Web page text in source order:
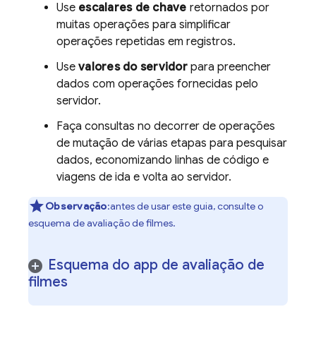
Use escalares de chave retornados por
muitas operações para simplificar
operações repetidas em registros.
Use valores do servidorpara preencher
dados com operações fornecidas pelo
servidor.
Faça consultas no decorrer de operações
de mutação de várias etapas para pesquisar
dados, economizando linhas de código e
viagens de ida e volta ao servidor.
Observação:antes de usar este guia, consulte o
esquema de avaliação de filmes.
Esquema do app de avaliação de
filmes